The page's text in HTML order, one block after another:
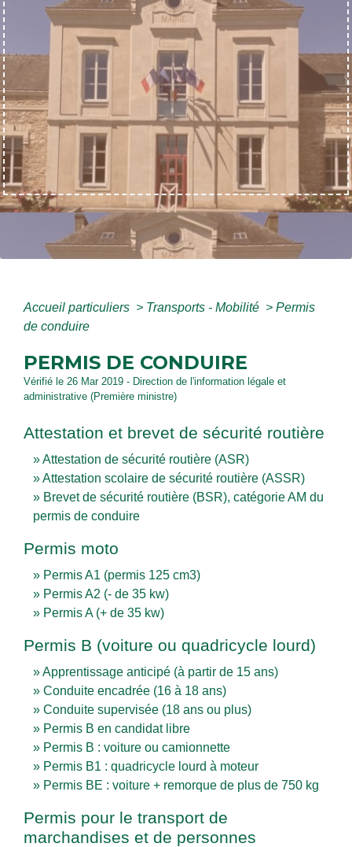
Accueil particuliers > Transports - Mobilité > Permis
de conduire
PERMIS DE CONDUIRE
Vérifié le 26 Mar 2019 - Direction de l'information légale et
administrative (Première ministre)
Attestation et brevet de sécurité routière
Attestation de sécurité routière (ASR)
Attestation scolaire de sécurité routière (ASSR)
Brevet de sécurité routière (BSR), catégorie AM du
permis de conduire
Permis moto
Permis A1 (permis 125 cm3)
Permis A2 (- de 35 kw)
Permis A (+ de 35 kw)
Permis B (voiture ou quadricycle lourd)
Apprentissage anticipé (à partir de 15 ans)
Conduite encadrée (16 à 18 ans)
Conduite supervisée (18 ans ou plus)
Permis B en candidat libre
Permis B : voiture ou camionnette
Permis B1 : quadricycle lourd à moteur
Permis BE : voiture + remorque de plus de 750 kg
Permis pour le transport de
marchandises et de personnes